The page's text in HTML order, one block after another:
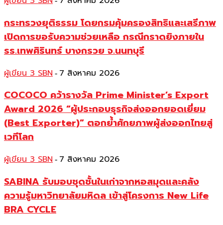
กระทรวงยุติธรรม โดยกรมคุ้มครองสิทธิและเสรีภาพ
เปิดการขอรับความช่วยเหลือ กรณีกราดยิงภายใน
รร.เทพศิรินทร์ บางกรวย จ.นนทบุรี
ผู้เขียน 3 SBN - 7 สิงหาคม 2026
COCOCO คว้ารางวัล Prime Minister’s Export
Award 2026 “ผู้ประกอบธุรกิจส่งออกยอดเยี่ยม
(Best Exporter)” ตอกย้ำศักยภาพผู้ส่งออกไทยสู่
เวทีโลก
ผู้เขียน 3 SBN - 7 สิงหาคม 2026
SABINA รับมอบชุดชั้นในเก่าจากหอสมุดและคลัง
ความรู้มหาวิทยาลัยมหิดล เข้าสู่โครงการ New Life
BRA CYCLE